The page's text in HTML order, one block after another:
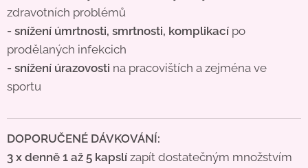
zdravotních problémů
- snížení úmrtnosti, smrtnosti, komplikací po
prodělaných infekcich
- snížení úrazovosti na pracovištích a zejména ve
sportu
DOPORUČENÉ DÁVKOVÁNÍ:
3 x denně 1 až 5 kapslí zapít dostatečným množstvím